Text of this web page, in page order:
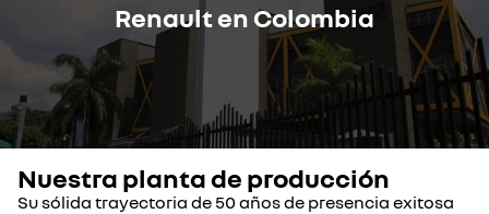
Renault en Colombia
Nuestra planta de producción
Su sólida trayectoria de 50 años de presencia exitosa